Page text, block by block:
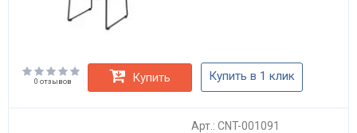
0 отзывов Купить Купить в 1 клик
Арт.: CNT-001091